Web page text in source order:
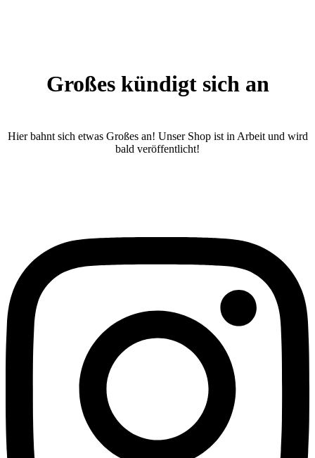
Großes kündigt sich an
Hier bahnt sich etwas Großes an! Unser Shop ist in Arbeit und wird
bald veröffentlicht!